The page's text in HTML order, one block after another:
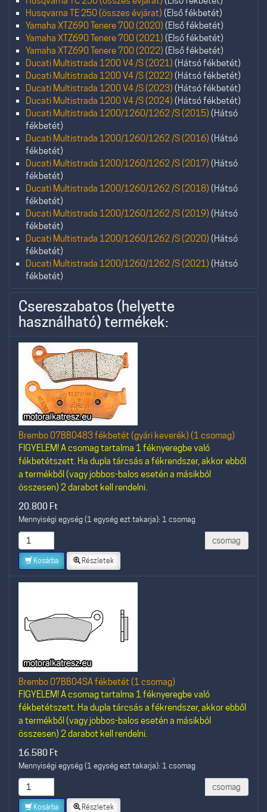
Husqvarna TE 250 (összes évjárat) (Első fékbetét)
Yamaha XTZ690 Tenere 700 (2020) (Első fékbetét)
Yamaha XTZ690 Tenere 700 (2021) (Első fékbetét)
Yamaha XTZ690 Tenere 700 (2022) (Első fékbetét)
Ducati Multistrada 1200 V4 /S (2021) (Hátsó fékbetét)
Ducati Multistrada 1200 V4 /S (2022) (Hátsó fékbetét)
Ducati Multistrada 1200 V4 /S (2023) (Hátsó fékbetét)
Ducati Multistrada 1200 V4 /S (2024) (Hátsó fékbetét)
Ducati Multistrada 1200/1260/1262 /S (2015) (Hátsó
fékbetét)
Ducati Multistrada 1200/1260/1262 /S (2016) (Hátsó
fékbetét)
Ducati Multistrada 1200/1260/1262 /S (2017) (Hátsó
fékbetét)
Ducati Multistrada 1200/1260/1262 /S (2018) (Hátsó
fékbetét)
Ducati Multistrada 1200/1260/1262 /S (2019) (Hátsó
fékbetét)
Ducati Multistrada 1200/1260/1262 /S (2020) (Hátsó
fékbetét)
Ducati Multistrada 1200/1260/1262 /S (2021) (Hátsó
fékbetét)
Csereszabatos (helyette
használható) termékek:
Brembo 07BB0483 fékbetét (gyári keverék) (1 csomag)
FIGYELEM! A csomag tartalma 1 féknyeregbe való
fékbetétszett. Ha dupla tárcsás a fékrendszer, akkor ebből
a termékből (vagy jobbos-balos esetén a másikból
összesen) 2 darabot kell rendelni.
20.800 Ft
Mennyiségi egység (1 egység ezt takarja): 1 csomag
csomag
Kosárba Részletek
Brembo 07BB04SA fékbetét (1 csomag)
FIGYELEM! A csomag tartalma 1 féknyeregbe való
fékbetétszett. Ha dupla tárcsás a fékrendszer, akkor ebből
a termékből (vagy jobbos-balos esetén a másikból
összesen) 2 darabot kell rendelni.
16.580 Ft
Mennyiségi egység (1 egység ezt takarja): 1 csomag
csomag
Kosárba Részletek